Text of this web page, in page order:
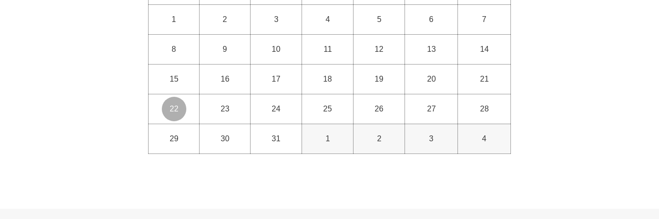
1 2 3 4 5 6 7
8 9 10 11 12 13 14
15 16 17 18 19 20 21
22 23 24 25 26 27 28
29 30 31 1 2 3 4